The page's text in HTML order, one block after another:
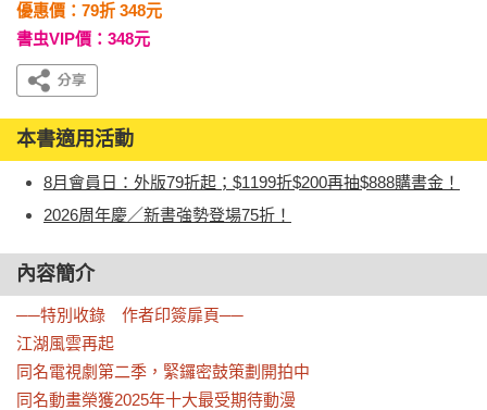
優惠價：79折 348元
書虫VIP價：348元
本書適用活動
8月會員日：外版79折起；$1199折$200再抽$888購書金！
2026周年慶／新書強勢登場75折！
內容簡介
──特別收錄　作者印簽扉頁──
江湖風雲再起
同名電視劇第二季，緊鑼密鼓策劃開拍中
同名動畫榮獲2025年十大最受期待動漫